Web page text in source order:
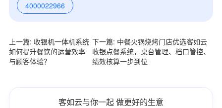
4000022966
上一篇: 收银机一体机系统
如何提升餐饮的运营效率
与顾客体验？
下一篇: 中餐火锅烧烤门店优选客如云
收银点餐系统，桌台管理、档口管控、
绩效核算一步到位
客如云与你一起 做更好的生意